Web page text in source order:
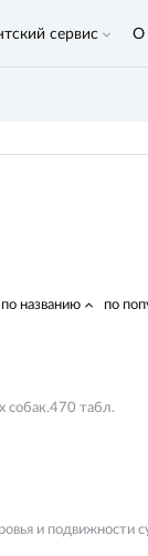
сервис О
по названию по
собак.470 табл.
и подвижности